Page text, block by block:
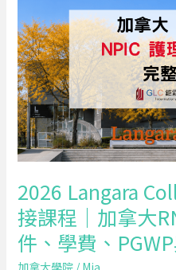
費、
熱
門
學
校
與
就
業
路
2026 Langara
接課程｜加拿大
件、學費、
College
NPIC
護
理
銜
接
課
｜
加
拿
大